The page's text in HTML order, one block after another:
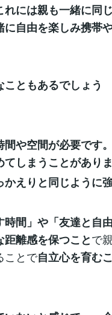
には親も一緒に同じ
自由を楽しみ携帯
ともあるでしょう
や空間が必要です
しまうことがありま
えりと同じように
間」や「友達と自
離感を保つことで
ことで自立心を育む